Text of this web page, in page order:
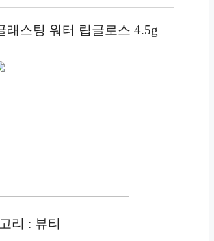
래스팅 워터 립글로스 4.5g
리 : 뷰티